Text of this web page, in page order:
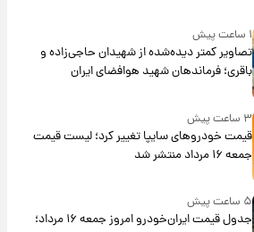
۱ ساعت پیش
تصاویر کمتر دیده‌شده از شهیدان حاجی‌زاده و
باقری؛ فرماندهان شهید هوافضای ایران
۳ ساعت پیش
قیمت خودروهای سایپا تغییر کرد؛ لیست قیمت
جمعه ۱۶ مرداد منتشر شد
۵ ساعت پیش
جدول قیمت ایران‌خودرو امروز جمعه ۱۶ مرداد؛